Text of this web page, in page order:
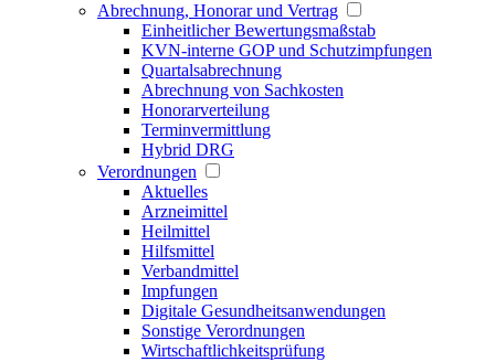
Abrechnung, Honorar und Vertrag
Einheitlicher Bewertungsmaßstab
KVN-interne GOP und Schutzimpfungen
Quartalsabrechnung
Abrechnung von Sachkosten
Honorarverteilung
Terminvermittlung
Hybrid DRG
Verordnungen
Aktuelles
Arzneimittel
Heilmittel
Hilfsmittel
Verbandmittel
Impfungen
Digitale Gesundheitsanwendungen
Sonstige Verordnungen
Wirtschaftlichkeitsprüfung